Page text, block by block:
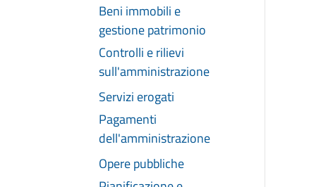
Beni immobili e
gestione patrimonio
Controlli e rilievi
sull'amministrazione
Servizi erogati
Pagamenti
dell'amministrazione
Opere pubbliche